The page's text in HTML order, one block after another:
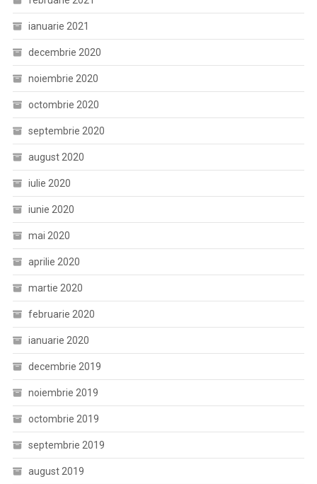
ianuarie 2021
decembrie 2020
noiembrie 2020
octombrie 2020
septembrie 2020
august 2020
iulie 2020
iunie 2020
mai 2020
aprilie 2020
martie 2020
februarie 2020
ianuarie 2020
decembrie 2019
noiembrie 2019
octombrie 2019
septembrie 2019
august 2019